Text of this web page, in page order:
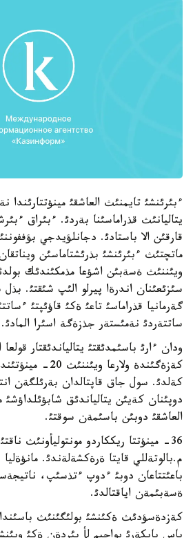
ءبئرئنشئ تايمنئث العاشقئ مينؤتتارئندا
يتاليانئث قذراماسئنا بةردئ. ءبئراق
قارقئن الا باستادئ. دجانلؤيدجي
ماتچتئث ءبئرئنشئ بذرئشتاماسئن
ويئننئث ةسةبئن اشؤعا مذمكئندئك
سئزئعئنان اندرةا پيرلو الئپ شئقتئ.
گةرمانيا قذراماسئ تاعئ ةكئ قاؤئپتئ
ساتتةردئ نةمئستةر جذزةگة اسئرا المادئ.
ودان ءارئ باسئمدئقتئ يتالياندئقتار
كةزةگئندة ولارعا
كةلدئ. سول جاق قاپتالدان بةرئلگةن
دوپئنان كةيئن يتالياندئق شابؤئلداؤشئ
العاشقئ دوبئن باسئمةن سوقتئ.
36- مينؤتتا ريككاردو مونتوليأونئث
م.بالوتةللي قايتا ةرةكشةلةندئ.
ةسةبئمةن اياقتالدئ.
كةزدةسؤدئث ةكئنشئ بولئگئنئث